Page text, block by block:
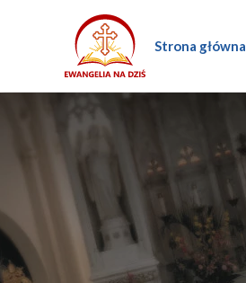
Strona główna